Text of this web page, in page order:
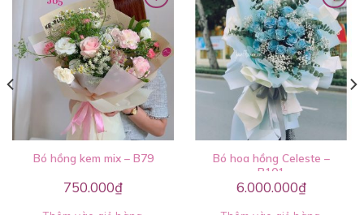
Bó hồng kem mix – B79
750.000₫
Bó hoa hồng Celeste –
B101
6.000.000₫